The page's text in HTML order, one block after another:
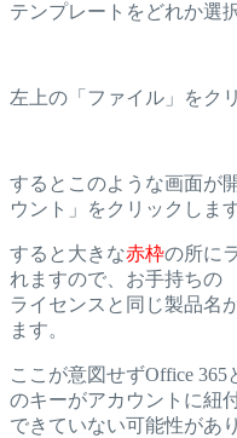
テンプレートをどれか選
左上の「ファイル」をク
するとこのような画面が
ウント」をクリックします
すると大きな赤枠の所に
れますので、お手持ちの
ライセンスと同じ製品名
ます。
ここが意図せずOffice
のキーがアカウントに紐
できていない可能性があ